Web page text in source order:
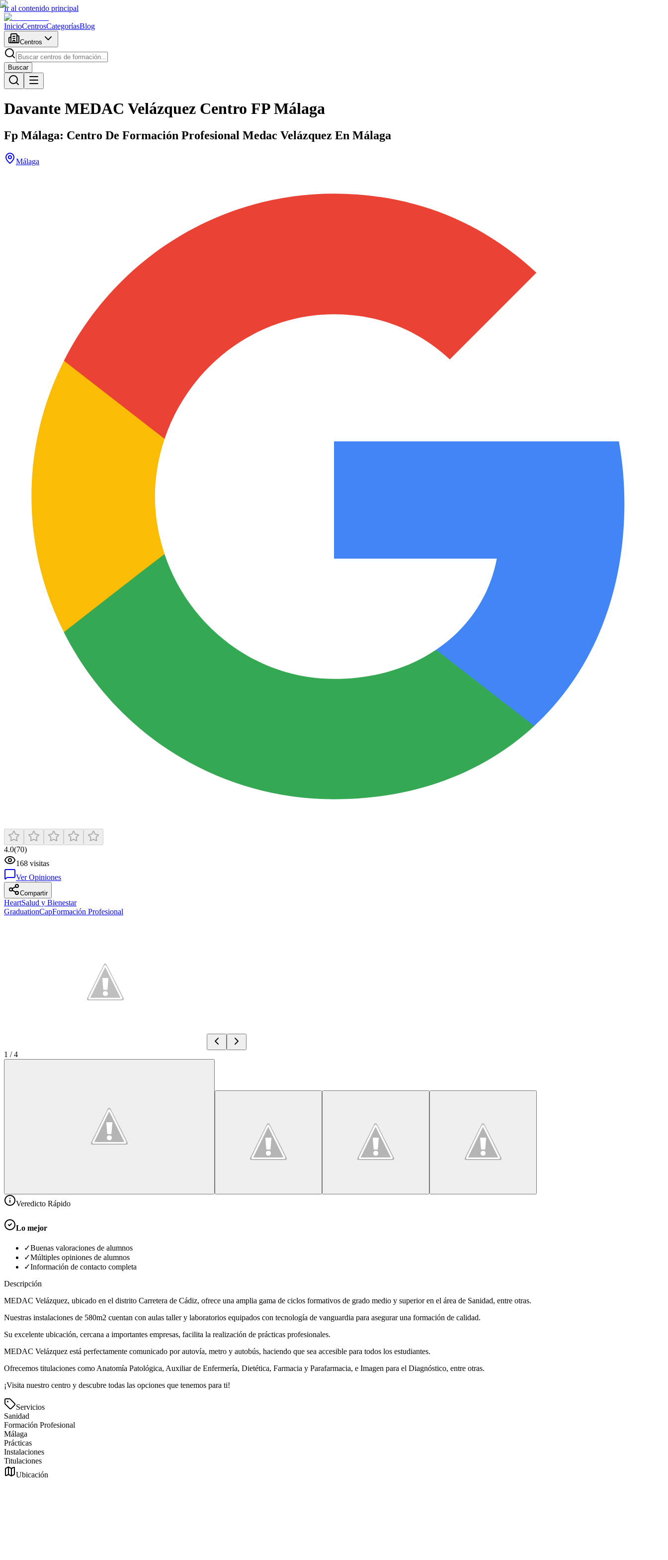
Ir al contenido principal
InicioCentrosCategoríasBlog
Centros
Buscar
Davante MEDAC Velázquez Centro FP Málaga
Fp Málaga: Centro De Formación Profesional Medac Velázquez En Málaga
Málaga
4.0(70)
168 visitas
Ver Opiniones
Compartir
HeartSalud y Bienestar
GraduationCapFormación Profesional
1 /4
Veredicto Rápido
Lo mejor
✓Buenas valoraciones de alumnos
✓Múltiples opiniones de alumnos
✓Información de contacto completa
Descripción
MEDAC Velázquez, ubicado en el distrito Carretera de Cádiz, ofrece una amplia gama de ciclos formativos de grado medio y superior en el área de Sanidad, entre otras.
Nuestras instalaciones de 580m2 cuentan con aulas taller y laboratorios equipados con tecnología de vanguardia para asegurar una formación de calidad.
Su excelente ubicación, cercana a importantes empresas, facilita la realización de prácticas profesionales.
MEDAC Velázquez está perfectamente comunicado por autovía, metro y autobús, haciendo que sea accesible para todos los estudiantes.
Ofrecemos titulaciones como Anatomía Patológica, Auxiliar de Enfermería, Dietética, Farmacia y Parafarmacia, e Imagen para el Diagnóstico, entre otras.
¡Visita nuestro centro y descubre todas las opciones que tenemos para ti!
Servicios
Sanidad
Formación Profesional
Málaga
Prácticas
Instalaciones
Titulaciones
Ubicación